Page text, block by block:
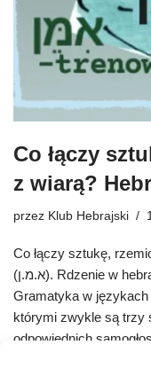
Co łączy
z wiarą?
przez Klub Hebrajski
Co łączy sztukę,
(א.מ.ן). Rdzenie w hebrajskim O co chodzi z tymi rdzeniami?
Gramatyka w
którymi zwykle są trzy
odpowiednich
sufiksów uzyskujemy